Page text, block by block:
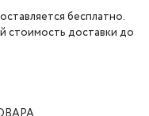
бесплатно.
стоимость доставки до